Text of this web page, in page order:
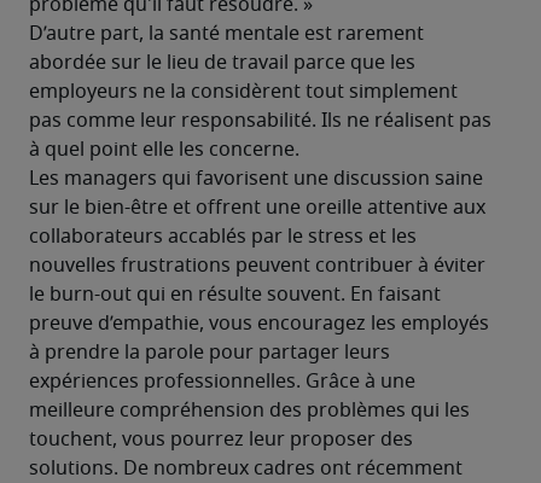
problème qu'il faut résoudre. »
D’autre part, la santé mentale est rarement
abordée sur le lieu de travail parce que les
employeurs ne la considèrent tout simplement
pas comme leur responsabilité. Ils ne réalisent pas
à quel point elle les concerne.
Les managers qui favorisent une discussion saine
sur le bien-être et offrent une oreille attentive aux
collaborateurs accablés par le stress et les
nouvelles frustrations peuvent contribuer à éviter
le burn-out qui en résulte souvent. En faisant
preuve d’empathie, vous encouragez les employés
à prendre la parole pour partager leurs
expériences professionnelles. Grâce à une
meilleure compréhension des problèmes qui les
touchent, vous pourrez leur proposer des
solutions. De nombreux cadres ont récemment